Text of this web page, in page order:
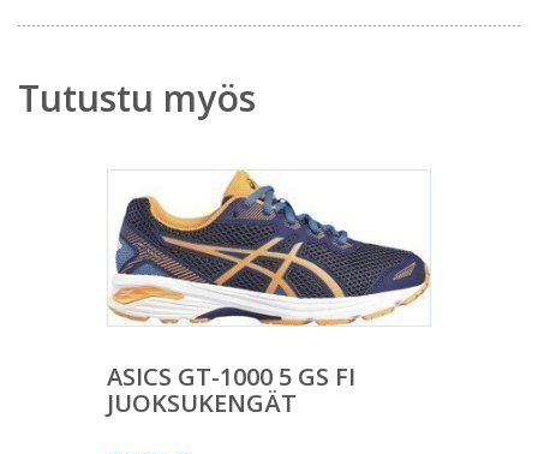
Tutustu myös
ASICS GT-1000 5 GS FI
JUOKSUKENGÄT